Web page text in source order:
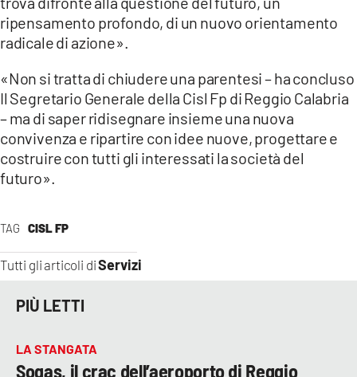
TAG CISL FP
Tutti gli articoli diServizi
ripensamento profondo, di un nuovo orientamento
radicale di azione».
«Non si tratta di chiudere una parentesi – ha concluso
Il Segretario Generale della Cisl Fp di Reggio Calabria
– ma di saper ridisegnare insieme una nuova
convivenza e ripartire con idee nuove, progettare e
costruire con tutti gli interessati la società del
futuro».
PIÙ LETTI
LA STANGATA
Sogas, il crac dell’aeroporto di Reggio